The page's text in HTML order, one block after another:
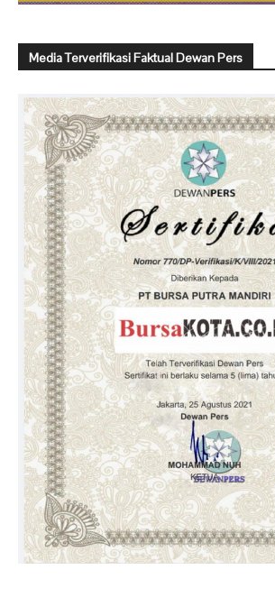
Media Terverifikasi Faktual Dewan Pers